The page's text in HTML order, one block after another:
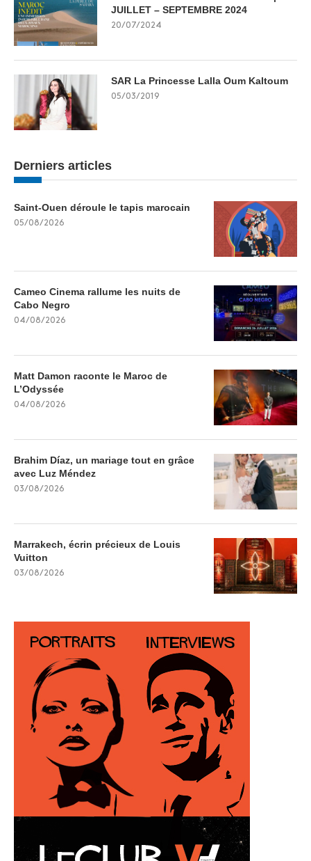
JUILLET – SEPTEMBRE 2024
20/07/2024
SAR La Princesse Lalla Oum Kaltoum
05/03/2019
Derniers articles
Saint-Ouen déroule le tapis marocain
05/08/2026
Cameo Cinema rallume les nuits de
Cabo Negro
04/08/2026
Matt Damon raconte le Maroc de
L’Odyssée
04/08/2026
Brahim Díaz, un mariage tout en grâce
avec Luz Méndez
03/08/2026
Marrakech, écrin précieux de Louis
Vuitton
03/08/2026